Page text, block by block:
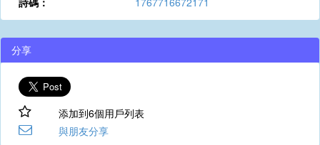
分享
添加到6個用戶列表
與朋友分享